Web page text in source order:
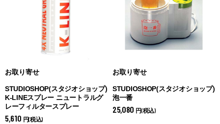
お取り寄せ
STUDIOSHOP(スタジオショップ)
K-LINEスプレー ニュートラルグ
レーフィルタースプレー
5,610 円(税込)
お取り寄せ
STUDIOSHOP(スタジオショップ)
泡一番
25,080 円(税込)